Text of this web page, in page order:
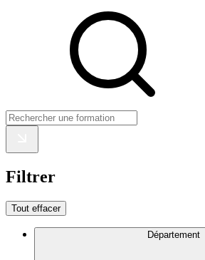
Filtrer
Tout effacer
Département